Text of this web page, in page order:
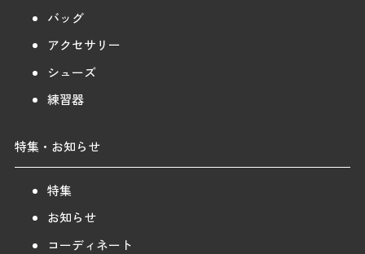
バッグ
アクセサリー
シューズ
練習器
特集・お知らせ
特集
お知らせ
コーディネート